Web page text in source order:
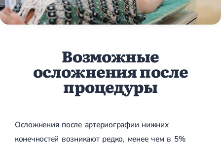
Возможные
осложнения после
процедуры
Осложнения после артериографии нижних
конечностей возникают редко, менее чем в 5%